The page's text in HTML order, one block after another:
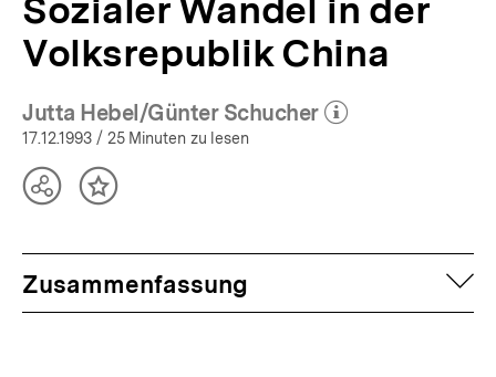
Sozialer Wandel in der
Volksrepublik China
Jutta Hebel/Günter Schucher
(Mehr zum Autor)
17.12.1993 / 25 Minuten zu lesen
TeilenInhalt
Zusammenfassung